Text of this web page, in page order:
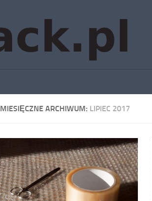
MIESIĘCZNE ARCHIWUM: LIPIEC 2017